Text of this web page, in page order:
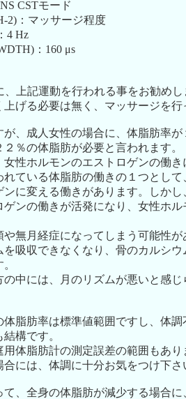
CSTモード
：マッサージ程度
4 Hz
：160 μs
、上記運動を行われる事をお勧めし
上げる必要は無く、マッサージを
が、成人女性の場合に、体脂肪率
％の体脂肪が必要と言われます。
女性ホルモンのエストロゲンの働
れている体脂肪の働きの１つとし
ンに変える働きがあります。しか
ゲンの働きが活発になり、女性ホ
や無月経症になってしまう可能性
を吸収できなくなり、骨のカルシ
の中には、月のリズムが悪いと感
体脂肪率は標準値範囲ですし、体
構です。
用体脂肪計の測定誤差の範囲もあ
合には、体調に十分お気をつけ下さ
て、全身の体脂肪が減少する場合